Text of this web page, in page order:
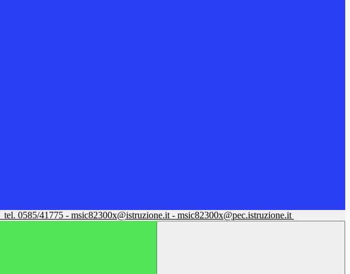
tel. 0585/41775 - msic82300x@istruzione.it - msic82300x@pec.istruzione.it